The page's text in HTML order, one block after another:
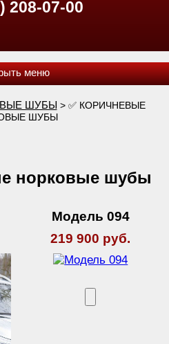
208-07-00
ШУБЫ > ✅ КОРИЧНЕВЫЕ
ШУБЫ
норковые шубы
Модель 094
219 900 руб.